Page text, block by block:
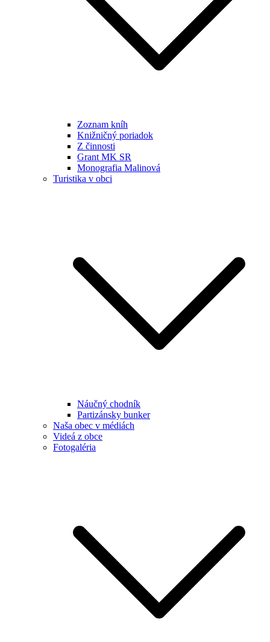
Zoznam kníh
Knižničný poriadok
Z činnosti
Grant MK SR
Monografia Malinová
Turistika v obci
Náučný chodník
Partizánsky bunker
Naša obec v médiách
Videá z obce
Fotogaléria